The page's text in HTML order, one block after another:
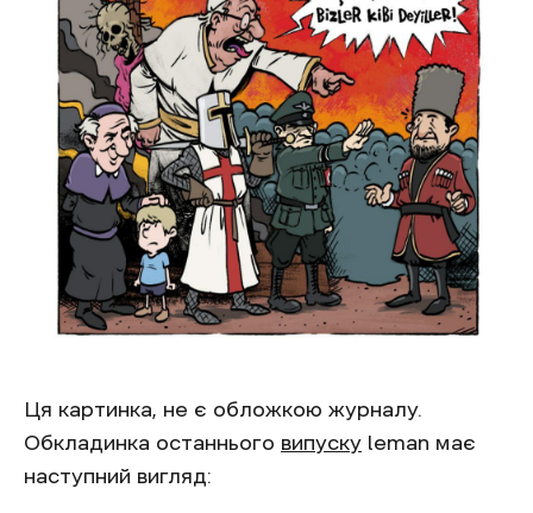
Ця картинка, не є обложкою журналу.
Обкладинка останнього випуску leman має
наступний вигляд: